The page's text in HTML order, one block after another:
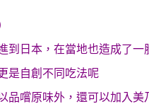
到日本，在當地也造成了一
是自創不同吃法呢
品嚐原味外，還可以加入美